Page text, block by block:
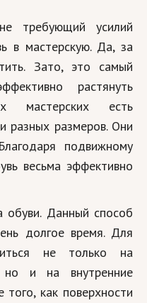
требующий усилий
в мастерскую. Да, за
Зато, это самый
растянуть
мастерских есть
разных размеров. Они
подвижному
весьма эффективно
обуви. Данный способ
долгое время. Для
не только на
но и на внутренние
как поверхности